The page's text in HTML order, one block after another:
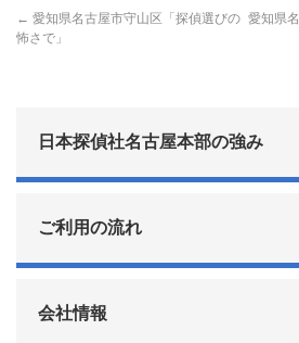
← 愛知県名古屋市守山区「探偵選びの
怖さで」
愛知県
日本探偵社名古屋本部の強み
ご利用の流れ
会社情報